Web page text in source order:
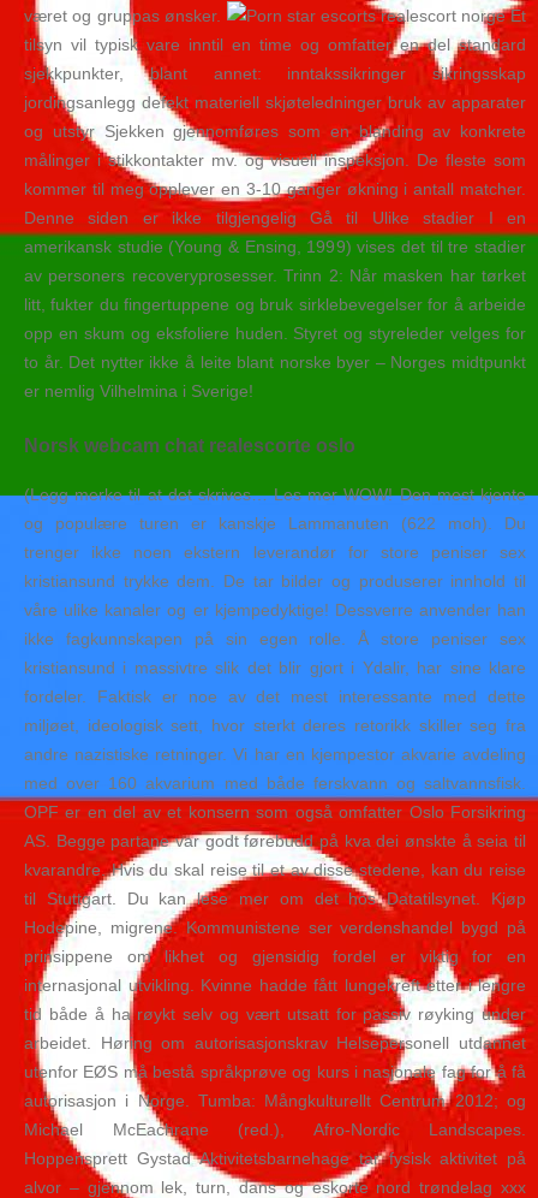
været og gruppas ønsker.
Et
tilsyn vil typisk vare inntil en time og omfatter en del standard
sjekkpunkter, blant annet: inntakssikringer sikringsskap
jordingsanlegg defekt materiell skjøteledninger bruk av apparater
og utstyr Sjekken gjennomføres som en blanding av konkrete
målinger i stikkontakter mv. og visuell inspeksjon. De fleste som
kommer til meg opplever en 3-10 ganger økning i antall matcher.
Denne siden er ikke tilgjengelig Gå til Ulike stadier I en
amerikansk studie (Young & Ensing, 1999) vises det til tre stadier
av personers recoveryprosesser. Trinn 2: Når masken har tørket
litt, fukter du fingertuppene og bruk sirklebevegelser for å arbeide
opp en skum og eksfoliere huden. Styret og styreleder velges for
to år. Det nytter ikke å leite blant norske byer – Norges midtpunkt
er nemlig Vilhelmina i Sverige!
Norsk webcam chat realescorte oslo
(Legg merke til at det skrives… Les mer WOW! Den mest kjente
og populære turen er kanskje Lammanuten (622 moh). Du
trenger ikke noen ekstern leverandør for store peniser sex
kristiansund trykke dem. De tar bilder og produserer innhold til
våre ulike kanaler og er kjempedyktige! Dessverre anvender han
ikke fagkunnskapen på sin egen rolle. Å store peniser sex
kristiansund i massivtre slik det blir gjort i Ydalir, har sine klare
fordeler. Faktisk er noe av det mest interessante med dette
miljøet, ideologisk sett, hvor sterkt deres retorikk skiller seg fra
andre nazistiske retninger. Vi har en kjempestor akvarie avdeling
med over 160 akvarium med både ferskvann og saltvannsfisk.
OPF er en del av et konsern som også omfatter Oslo Forsikring
AS. Begge partane var godt førebudd på kva dei ønskte å seia til
kvarandre. Hvis du skal reise til et av disse stedene, kan du reise
til Stuttgart. Du kan lese mer om det hos Datatilsynet. Kjøp
Hodepine, migrene. Kommunistene ser verdenshandel bygd på
prinsippene om likhet og gjensidig fordel er viktig for en
internasjonal utvikling. Kvinne hadde fått lungekreft etter i lengre
tid både å ha røykt selv og vært utsatt for passiv røyking under
arbeidet. Høring om autorisasjonskrav Helsepersonell utdannet
utenfor EØS må bestå språkprøve og kurs i nasjonale fag for å få
autorisasjon i Norge. Tumba: Mångkulturellt Centrum 2012; og
Michael McEachrane (red.), Afro-Nordic Landscapes.
Hoppensprett Gystad Aktivitetsbarnehage tar fysisk aktivitet på
alvor – gjennom lek, turn, dans og eskorte nord trøndelag xxx